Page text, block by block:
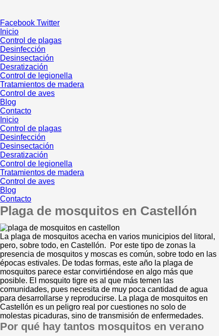
al
contenido
Facebook Twitter
Inicio
Control de plagas
Desinfección
Desinsectación
Desratización
Control de legionella
Tratamientos de madera
Control de aves
Blog
Contacto
Inicio
Control de plagas
Desinfección
Desinsectación
Desratización
Control de legionella
Tratamientos de madera
Control de aves
Blog
Contacto
Plaga de mosquitos en Castellón
La plaga de mosquitos acecha en varios municipios del litoral,
pero, sobre todo, en Castellón. Por este tipo de zonas la
presencia de mosquitos y moscas es común, sobre todo en las
épocas estivales. De todas formas, este año la plaga de
mosquitos parece estar convirtiéndose en algo más que
posible. El mosquito tigre es al que más temen las
comunidades, pues necesita de muy poca cantidad de agua
para desarrollarse y reproducirse. La plaga de mosquitos en
Castellón es un peligro real por cuestiones no solo de
molestas picaduras, sino de transmisión de enfermedades.
Por qué hay tantos mosquitos en verano